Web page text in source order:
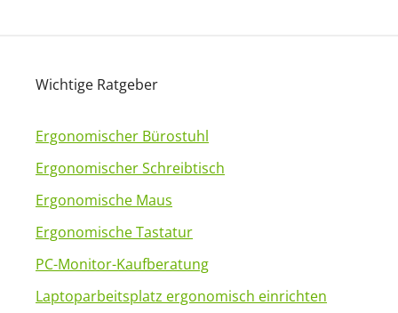
e
Wichtige Ratgeber
Ergonomischer Bürostuhl
Ergonomischer Schreibtisch
Ergonomische Maus
Ergonomische Tastatur
PC-Monitor-Kaufberatung
Laptoparbeitsplatz ergonomisch einrichten